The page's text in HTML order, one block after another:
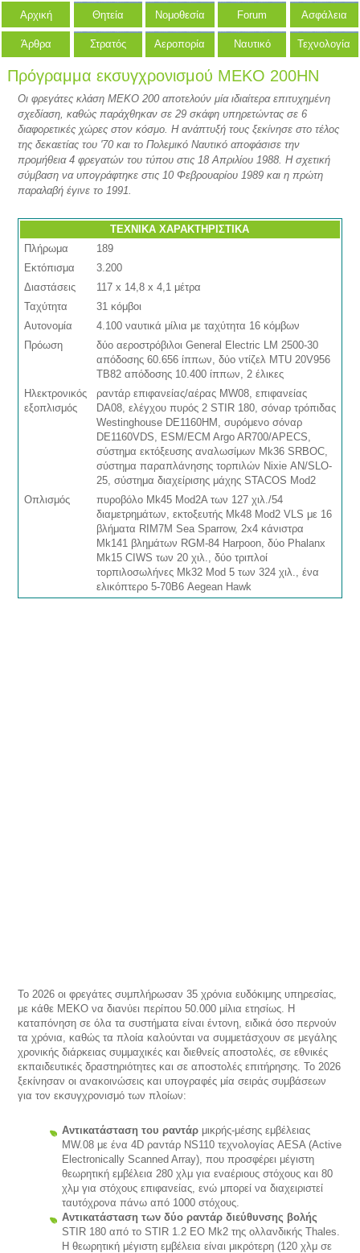
Αρχική Θητεία Νομοθεσία Forum Ασφάλεια
Άρθρα Στρατός Αεροπορία Ναυτικό Τεχνολογία
Πρόγραμμα εκσυγχρονισμού MEKO 200HN
Οι φρεγάτες κλάση MEKO 200 αποτελούν μία ιδιαίτερα επιτυχημένη
σχεδίαση, καθώς παράχθηκαν σε 29 σκάφη υπηρετώντας σε 6
διαφορετικές χώρες στον κόσμο. Η ανάπτυξή τους ξεκίνησε στο τέλος
της δεκαετίας του '70 και το Πολεμικό Ναυτικό αποφάσισε την
προμήθεια 4 φρεγατών του τύπου στις 18 Απριλίου 1988. Η σχετική
σύμβαση να υπογράφτηκε στις 10 Φεβρουαρίου 1989 και η πρώτη
παραλαβή έγινε το 1991.
ΤΕΧΝΙΚΑ ΧΑΡΑΚΤΗΡΙΣΤΙΚΑ
Πλήρωμα
189
Εκτόπισμα
3.200
Διαστάσεις
117 x 14,8 x 4,1 μέτρα
Ταχύτητα
31 κόμβοι
Αυτονομία
4.100 ναυτικά μίλια με ταχύτητα 16 κόμβων
Πρόωση
δύο αεροστρόβιλοι General Electric LM 2500-30
απόδοσης 60.656 ίππων, δύο ντίζελ MTU 20V956
ΤΒ82 απόδοσης 10.400 ίππων, 2 έλικες
Ηλεκτρονικός
εξοπλισμός
ραντάρ επιφανείας/αέρας MW08, επιφανείας
DA08, ελέγχου πυρός 2 STIR 180, σόναρ τρόπιδας
Westinghouse DE1160HM, συρόμενο σόναρ
DE1160VDS, ESM/ECM Argo AR700/APECS,
σύστημα εκτόξευσης αναλωσίμων Mk36 SRBOC,
σύστημα παραπλάνησης τορπιλών Nixie ΑΝ/SLO-
25, σύστημα διαχείρισης μάχης STACOS Mod2
Οπλισμός
πυροβόλο Mk45 Mod2A των 127 χιλ./54
διαμετρημάτων, εκτοξευτής Mk48 Mod2 VLS με 16
βλήματα RIM7Μ Sea Sparrow, 2x4 κάνιστρα
Mk141 βλημάτων RGM-84 Harpoon, δύο Phalanx
Mk15 CIWS των 20 χιλ., δύο τριπλοί
τορπιλοσωλήνες Mk32 Mod 5 των 324 χιλ., ένα
ελικόπτερο 5-70Β6 Aegean Hawk
Το 2026 οι φρεγάτες συμπλήρωσαν 35 χρόνια ευδόκιμης υπηρεσίας,
με κάθε ΜΕΚΟ να διανύει περίπου 50.000 μίλια ετησίως. Η
καταπόνηση σε όλα τα συστήματα είναι έντονη, ειδικά όσο περνούν
τα χρόνια, καθώς τα πλοία καλούνται να συμμετάσχουν σε μεγάλης
χρονικής διάρκειας συμμαχικές και διεθνείς αποστολές, σε εθνικές
εκπαιδευτικές δραστηριότητες και σε αποστολές επιτήρησης. Το 2026
ξεκίνησαν οι ανακοινώσεις και υπογραφές μία σειράς συμβάσεων
για τον εκσυγχρονισμό των πλοίων:
Αντικατάσταση του ραντάρμικρής-μέσης εμβέλειας
MW.08 με ένα 4D ραντάρ NS110 τεχνολογίας AESA (Active
Electronically Scanned Array), που προσφέρει μέγιστη
θεωρητική εμβέλεια 280 χλμ για εναέριους στόχους και 80
χλμ για στόχους επιφανείας, ενώ μπορεί να διαχειριστεί
ταυτόχρονα πάνω από 1000 στόχους.
Αντικατάσταση των δύο ραντάρ διεύθυνσης βολής
STIR 180 από το STIR 1.2 ΕΟ Mk2 της ολλανδικής Thales.
Η θεωρητική μέγιστη εμβέλεια είναι μικρότερη (120 χλμ σε